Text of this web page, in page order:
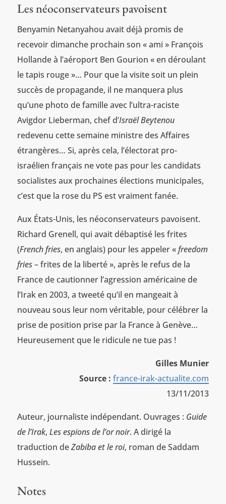
Les néoconservateurs pavoisent
Benyamin Netanyahou avait déjà promis de
recevoir dimanche prochain son « ami » François
Hollande à l’aéroport Ben Gourion « en déroulant
le tapis rouge »… Pour que la visite soit un plein
succès de propagande, il ne manquera plus
qu’une photo de famille avec l’ultra-raciste
Avigdor Lieberman, chef d’Israël Beytenou
redevenu cette semaine ministre des Affaires
étrangères… Si, après cela, l’électorat pro-
israélien français ne vote pas pour les candidats
socialistes aux prochaines élections municipales,
c’est que la rose du PS est vraiment fanée.
Aux États-Unis, les néoconservateurs pavoisent.
Richard Grenell, qui avait débaptisé les frites
(French fries, en anglais) pour les appeler «freedom
fries– frites de la liberté », après le refus de la
France de cautionner l’agression américaine de
l’Irak en 2003, a tweeté qu’il en mangeait à
nouveau sous leur nom véritable, pour célébrer la
prise de position prise par la France à Genève…
Heureusement que le ridicule ne tue pas !
Gilles Munier
Source : france-irak-actualite.com
13/11/2013
Auteur, journaliste indépendant. Ouvrages : Guide
de l’Irak, Les espions de l’or noir. A dirigé la
traduction deZabiba et le roi, roman de Saddam
Hussein.
Notes